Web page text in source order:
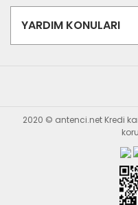
YARDIM KONULARI
2020 © antenci.net Kredi